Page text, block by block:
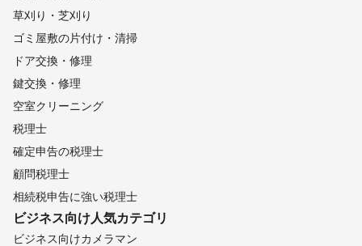
草刈り・芝刈り
ゴミ屋敷の片付け・清掃
ドア交換・修理
鍵交換・修理
空室クリーニング
税理士
確定申告の税理士
顧問税理士
相続税申告に強い税理士
ビジネス向け人気カテゴリ
ビジネス向けカメラマン